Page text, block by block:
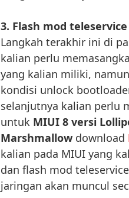
3. Flash mod teleservice
Langkah terakhir ini di
kalian perlu
yang kalian miliki,
kondisi unlock
selanjutnya kalian perlu
untuk MIUI 8 versi
Marshmallow download
kalian pada MIUI yang
dan flash mod
jaringan akan muncul